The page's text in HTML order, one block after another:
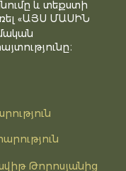
և տեքստի
«ԱՅՍ ՄԱՍԻՆ
Թորոսյանից